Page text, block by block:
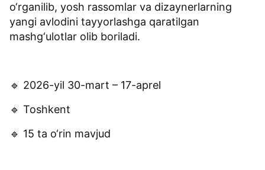
o‘rganilib, yosh rassomlar va dizaynerlarning
yangi avlodini tayyorlashga qaratilgan
mashg‘ulotlar olib boriladi.
🔹 2026-yil 30-mart – 17-aprel
🔹 Toshkent
🔹 15 ta o‘rin mavjud